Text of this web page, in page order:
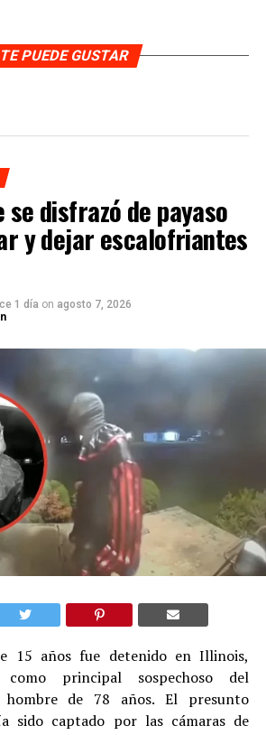
TE PUEDE GUSTAR
disfrazó de payaso
y dejar escalofriantes
1 día on agosto 7, 2026
15 años fue detenido en Illinois,
como principal sospechoso del
de 78 años. El presunto
sido captado por las cámaras de